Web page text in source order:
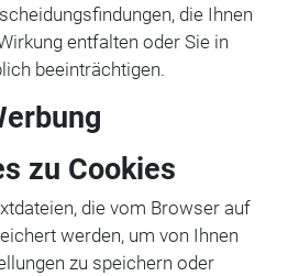
die Ihnen
entfalten oder Sie in
beeinträchtigen.
zu Cookies
die vom Browser auf
werden, um von Ihnen
zu speichern oder